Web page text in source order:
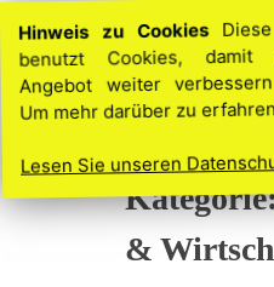
&
Hinweis zu CookiesDiese
benutzt Cookies,
Angebot weiter
Um mehr darüber zu
Lesen Sie unseren